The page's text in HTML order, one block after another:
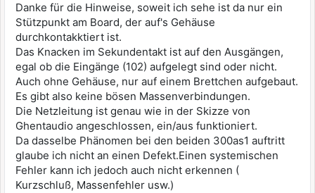
Danke für die Hinweise, soweit ich sehe ist da nur ein
Stützpunkt am Board, der auf's Gehäuse
durchkontakktiert ist.
Das Knacken im Sekundentakt ist auf den Ausgängen,
egal ob die Eingänge (102) aufgelegt sind oder nicht.
Auch ohne Gehäuse, nur auf einem Brettchen aufgebaut.
Es gibt also keine bösen Massenverbindungen.
Die Netzleitung ist genau wie in der Skizze von
Ghentaudio angeschlossen, ein/aus funktioniert.
Da dasselbe Phänomen bei den beiden 300as1 auftritt
glaube ich nicht an einen Defekt.Einen systemischen
Fehler kann ich jedoch auch nicht erkennen (
Kurzschluß, Massenfehler usw.)